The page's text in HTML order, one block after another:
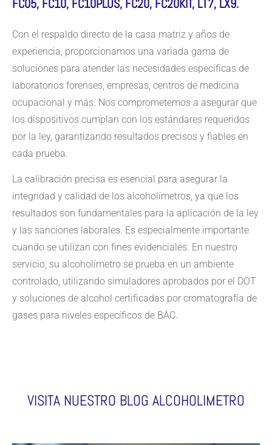
FC05, FC10, FC10PLUS, FC20, FC20KIT, LT7, LX9.
Con el respaldo directo de la casa matriz y años de
experiencia, proporcionamos una variada gama de
soluciones para atender las necesidades específicas de
laboratorios forenses, empresas, centros de medicina
ocupacional y más. Nos comprometemos a asegurar que
los dispositivos cumplan con los estándares requeridos
por la ley, garantizando resultados precisos y fiables en
cada prueba.
La calibración precisa es esencial para asegurar la
integridad y calidad de los alcoholímetros, ya que los
resultados son fundamentales para la aplicación de la ley
y las sanciones laborales. Es especialmente importante
cuando se utilizan con fines evidenciales. En nuestro
servicio, su alcoholímetro se prueba en un ambiente
controlado, utilizando simuladores aprobados por el DOT
y soluciones de alcohol certificadas por cromatografía de
gases para niveles específicos de BAC.
VISITA NUESTRO BLOG ALCOHOLIMETRO